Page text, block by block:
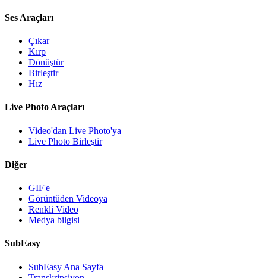
Ses Araçları
Çıkar
Kırp
Dönüştür
Birleştir
Hız
Live Photo Araçları
Video'dan Live Photo'ya
Live Photo Birleştir
Diğer
GIF'e
Görüntüden Videoya
Renkli Video
Medya bilgisi
SubEasy
SubEasy Ana Sayfa